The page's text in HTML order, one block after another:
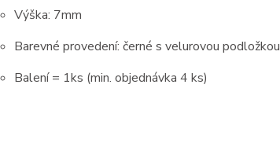
Výška: 7mm
Barevné provedení: černé s velurovou podložkou
Balení = 1ks (min. objednávka 4 ks)